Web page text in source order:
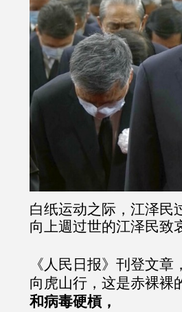
白纸运动之际，江泽民
向上週过世的江泽民致
《人民日报》刊登文
向虎山行，这是赤裸裸
和病毒硬槓，